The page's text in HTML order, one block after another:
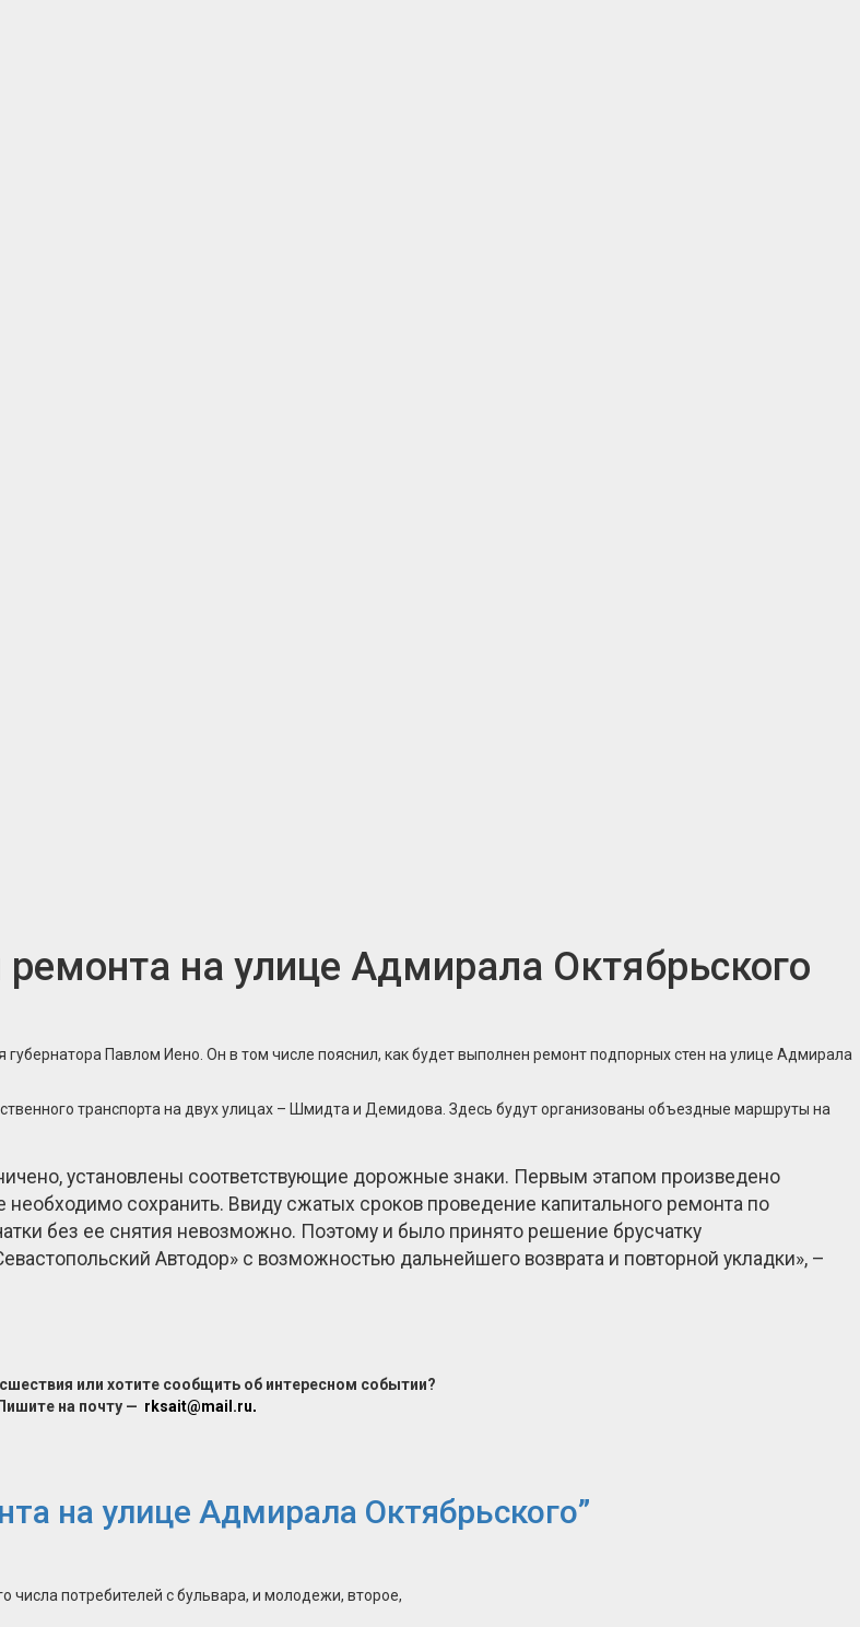
на улице Адмирала Октябрьского
губернатора Павлом Иено. Он в том числе пояснил, как будет выполнен ремонт подпорных стен на улице Адмирала
транспорта на двух улицах – Шмидта и Демидова. Здесь будут организованы объездные маршруты на
установлены соответствующие дорожные знаки. Первым этапом произведено
необходимо сохранить. Ввиду сжатых сроков проведение капитального ремонта по
без ее снятия невозможно. Поэтому и было принято решение брусчатку
Автодор» с возможностью дальнейшего возврата и повторной укладки», –
или хотите сообщить об интересном событии?
Пишите на почту — rksait@mail.ru.
на улице Адмирала Октябрьского”
потребителей с бульвара, и молодежи, второе,